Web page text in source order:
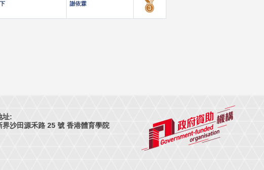
謝依霖
址:
界沙田源禾路 25 號 香港體育學院